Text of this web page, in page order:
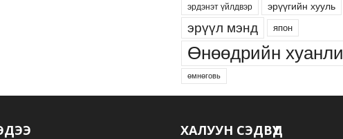
эрдэнэт үйлдвэр эрүүгийн хууль
эрүүл мэнд япон
Өнөөдрийн хуанли
өмнөговь
ХАЛУУН СЭДВҮҮД